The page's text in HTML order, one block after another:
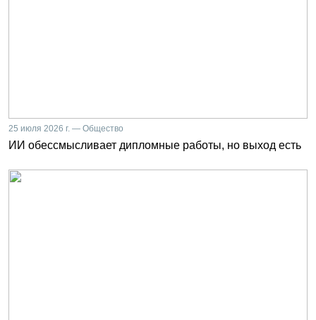
25 июля 2026 г. — Общество
ИИ обессмысливает дипломные работы, но выход есть